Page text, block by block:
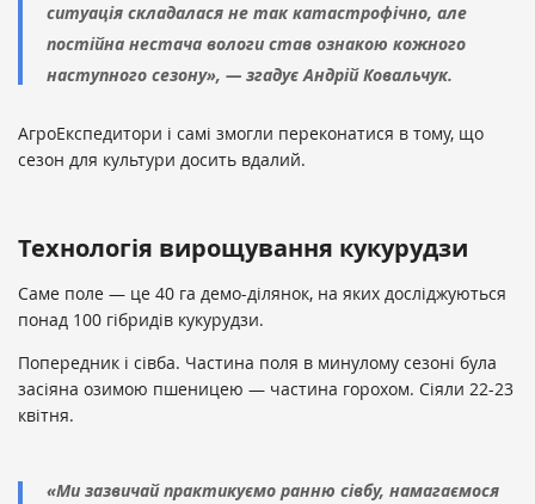
ситуація складалася не так катастрофічно, але
постійна нестача вологи став ознакою кожного
наступного сезону», — згадує Андрій Ковальчук.
АгроЕкспедитори і самі змогли переконатися в тому, що
сезон для культури досить вдалий.
Технологія вирощування кукурудзи
Саме поле — це 40 га демо-ділянок, на яких досліджуються
понад 100 гібридів кукурудзи.
Попередник і сівба. Частина поля в минулому сезоні була
засіяна озимою пшеницею — частина горохом. Сіяли 22-23
квітня.
«Ми зазвичай практикуємо ранню сівбу, намагаємося